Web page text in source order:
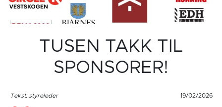
TUSEN TAKK TIL
SPONSORER!
Tekst: styreleder 19/02/2026